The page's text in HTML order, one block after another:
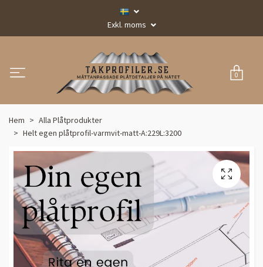
Exkl. moms
0
Hem
Alla Plåtprodukter
Helt egen plåtprofil-varmvit-matt-A:229L:3200